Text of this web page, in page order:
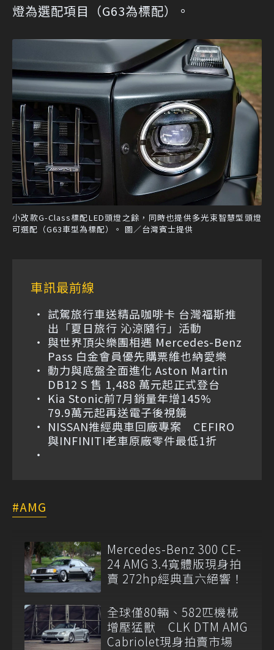
燈為選配項目（G63為標配）。
小改款G-Class標配LED頭燈之餘，同時也提供多光束智慧型頭燈
可選配（G63車型為標配）。 圖／台灣賓士提供
車訊最前線
試駕旅行車送精品咖啡卡 台灣福斯推
出「夏日旅行 沁涼隨行」活動
與世界頂尖樂團相遇 Mercedes-Benz
Pass 白金會員優先購票維也納愛樂
動力與底盤全面進化 Aston Martin
DB12 S 售 1,488 萬元起正式登台
Kia Stonic前7月銷量年增145%
79.9萬元起再送電子後視鏡
NISSAN推經典車回廠專案 CEFIRO
與INFINITI老車原廠零件最低1折
AMG
Mercedes-Benz 300 CE-
24 AMG 3.4寬體版現身拍
賣 272hp經典直六絕響！
全球僅80輛、582匹機械
增壓猛獸 CLK DTM AMG
Cabriolet現身拍賣市場